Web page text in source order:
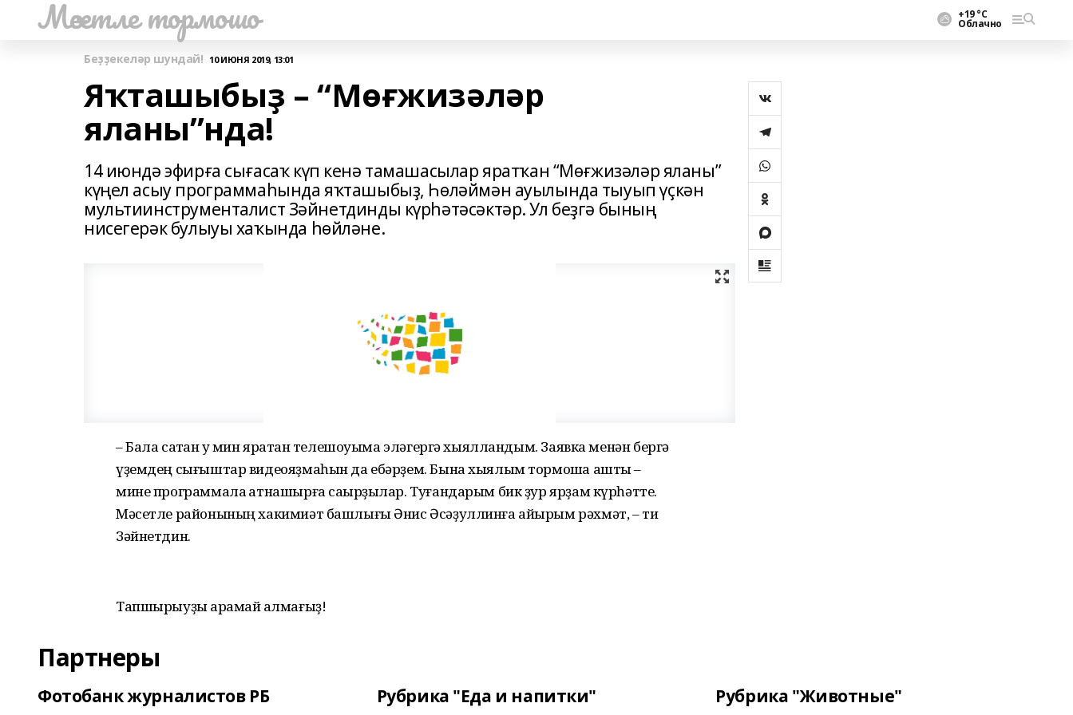
Мәсетле тормошо +19 °С
Облачно
Беҙҙекеләр шундай! 10 ИЮНЯ 2019, 13:01
Яҡташыбыҙ – “Мөғжизәләр
яланы”нда!
14 июндә эфирға сығасаҡ күп кенә тамашасылар яратҡан “Мөғжизәләр яланы”
күңел асыу программаһында яҡташыбыҙ, Һөләймән ауылында тыуып үҫкән
мультиинструменталист Зәйнетдинды күрһәтәсәктәр. Ул беҙгә бының
нисегерәк булыуы хаҡында һөйләне.
– Бала саҡтан уҡ мин яратҡан телешоуыма эләгергә хыялландым. Заявка менән бергә
үҙемдең сығыштар видеояҙмаһын да ебәрҙем. Бына хыялым тормошҡа ашты –
мине программала ҡатнашырға саҡырҙылар. Туғандарым бик ҙур ярҙам күрһәтте.
Мәсетле районының хакимиәт башлығы Әнис Әсәҙуллинға айырым рәхмәт, – ти
Зәйнетдин.
Тапшырыуҙы ҡарамай ҡалмағыҙ!
Партнеры
Фотобанк журналистов РБ Рубрика "Еда и напитки" Рубрика "Животные"